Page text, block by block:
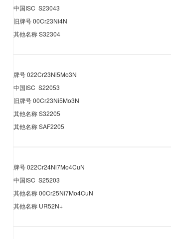
中国ISC S23043
旧牌号00Cr23Ni4N
其他名称S32304
牌号022Cr23Ni5Mo3N
中国ISC S22053
旧牌号00Cr23Ni5Mo3N
其他名称S32205
其他名称SAF2205
牌号022Cr24Ni7Mo4CuN
中国ISC S25203
其他名称00Cr25Ni7Mo4CuN
其他名称 UR52N+